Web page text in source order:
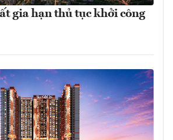
gia hạn thủ tục khởi công